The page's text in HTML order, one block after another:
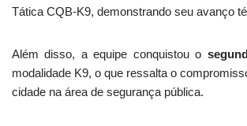
Tática CQB-K9, demonstrando seu avanço
Além disso, a equipe conquistou o
modalidade K9, o que ressalta o
cidade na área de segurança pública.